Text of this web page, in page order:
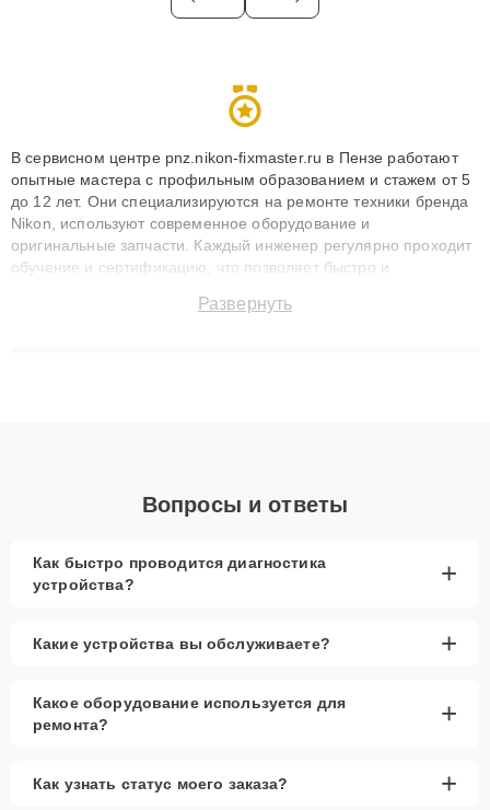
В сервисном центре pnz.nikon-fixmaster.ru в Пензе работают
опытные мастера с профильным образованием и стажем от 5
до 12 лет. Они специализируются на ремонте техники бренда
Nikon, используют современное оборудование и
оригинальные запчасти. Каждый инженер регулярно проходит
обучение и сертификацию, что позволяет быстро и
сохранением гарантии до 3 лет. Наши мастера решают
Развернуть
Вопросы и ответы
Как быстро проводится диагностика
устройства?
+
Какие устройства вы обслуживаете? +
Какое оборудование используется для
ремонта?
+
Как узнать статус моего заказа? +